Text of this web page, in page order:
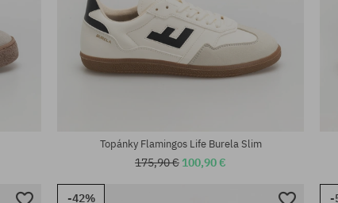
Topánky Flamingos Life Burela Slim
175,90 € 100,90 €
-42% -